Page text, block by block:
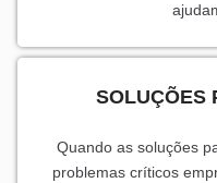
SOLUÇÕES
Quando as soluções
problemas críticos